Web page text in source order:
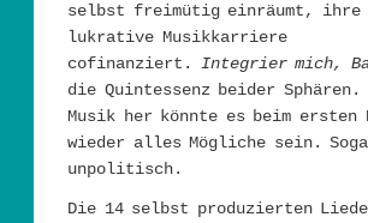
selbst freimütig einräumt,
lukrative Musikkarriere
cofinanziert. Integrier mich,
die Quintessenz beider Sphären.
Musik her könnte es beim ersten
wieder alles Mögliche sein.
unpolitisch.
Die 14 selbst produzierten